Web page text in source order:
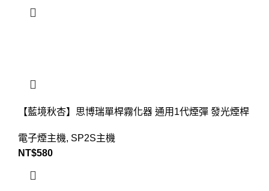
【藍境秋杏】思博瑞單桿霧化器 通用1代煙彈 發光煙桿
電子煙主機, SP2S主機
NT$580